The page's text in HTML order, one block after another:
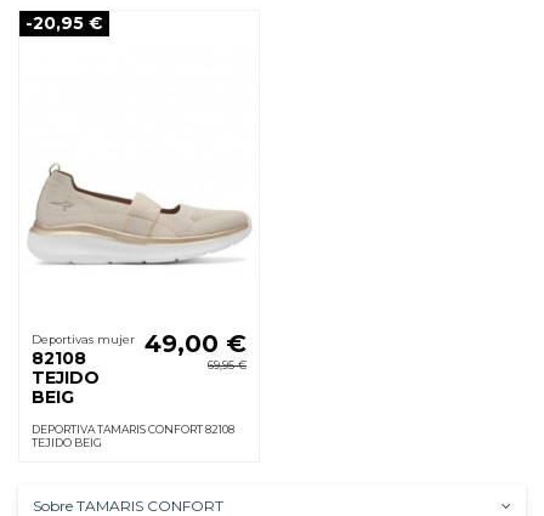
-20,95 €
Deportivas mujer
82108
TEJIDO
BEIG
49,00 €
69,95 €
DEPORTIVA TAMARIS CONFORT 82108
TEJIDO BEIG
Sobre TAMARIS CONFORT